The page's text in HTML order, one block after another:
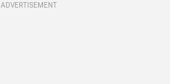
ADVERTISEMENT